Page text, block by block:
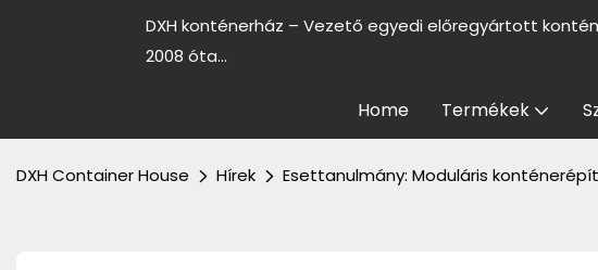
DXH konténerház – Vezető egyedi előregyártott
2008 óta...
Home Termékek
DXH Container House Hírek Esettanulmány: Moduláris